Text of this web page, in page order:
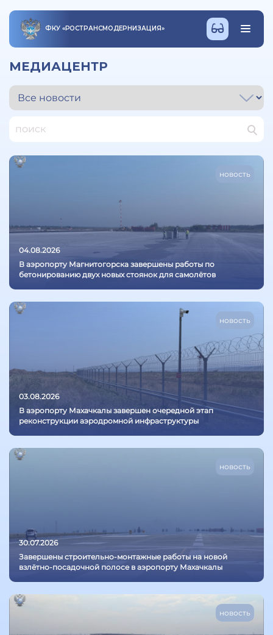
ФКУ «РОСТРАНСМОДЕРНИЗАЦИЯ»
МЕДИАЦЕНТР
новость
04.08.2026
В аэропорту Магнитогорска завершены работы по
бетонированию двух новых стоянок для самолётов
новость
03.08.2026
В аэропорту Махачкалы завершен очередной этап
реконструкции аэродромной инфраструктуры
новость
30.07.2026
Завершены строительно-монтажные работы на новой
взлётно-посадочной полосе в аэропорту Махачкалы
новость